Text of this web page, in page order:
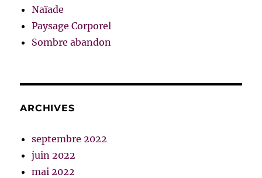
Naïade
Paysage Corporel
Sombre abandon
ARCHIVES
septembre 2022
juin 2022
mai 2022